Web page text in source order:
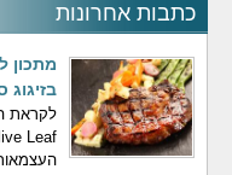
כתבות אחרונות
מתכון
בזיגוג